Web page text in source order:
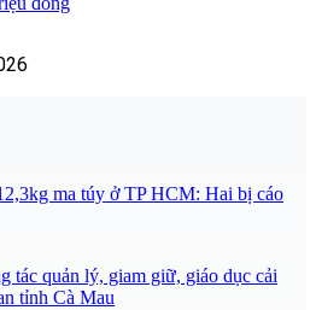
ma túy ở TP HCM: Hai bị cáo
tác quản lý, giam giữ, giáo dục cải
tỉnh Cà Mau